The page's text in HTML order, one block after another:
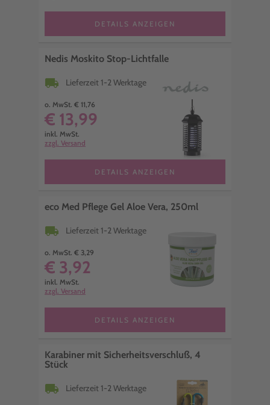
DETAILS ANZEIGEN
Nedis Moskito Stop-Lichtfalle
local_shipping Lieferzeit 1-2 Werktage
o. MwSt. € 11,76
€ 13,99
inkl. MwSt.
zzgl. Versand
DETAILS ANZEIGEN
eco Med Pflege Gel Aloe Vera, 250ml
local_shipping Lieferzeit 1-2 Werktage
o. MwSt. € 3,29
€ 3,92
inkl. MwSt.
zzgl. Versand
DETAILS ANZEIGEN
Karabiner mit Sicherheitsverschluß, 4
Stück
local_shipping Lieferzeit 1-2 Werktage